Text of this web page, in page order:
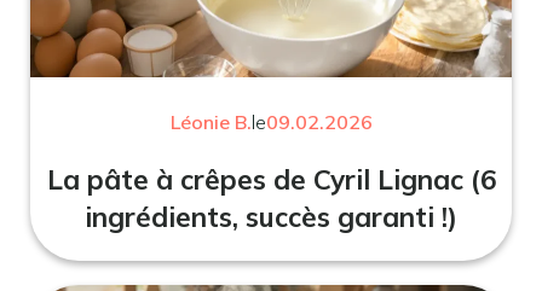
Léonie B.le09.02.2026
La pâte à crêpes de Cyril Lignac (6
ingrédients, succès garanti !)